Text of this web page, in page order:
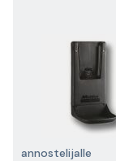
annostelijalle